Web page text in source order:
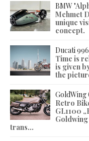
BMW
Mehmet
unique
concept.
Ducati
Time is
is given
the
GoldWing
Retro
GL1100
trans...